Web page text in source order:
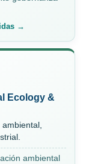
→
Ecology &
ambiental,
ambiental